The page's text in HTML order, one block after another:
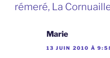
rémeré, La
Marie
13 JUIN 2010 À